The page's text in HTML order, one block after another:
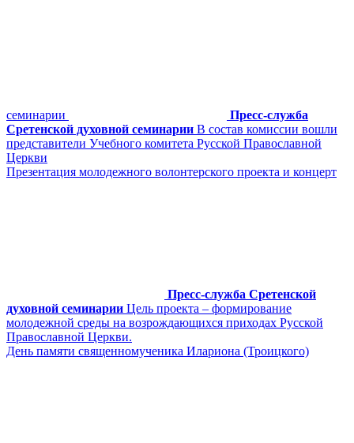
семинарии
Пресс-служба
Сретенской духовной семинарии В состав комиссии вошли
представители Учебного комитета Русской Православной
Церкви
Презентация молодежного волонтерского проекта и концерт
Пресс-служба Сретенской
духовной семинарии Цель проекта – формирование
молодежной среды на возрождающихся приходах Русской
Православной Церкви.
День памяти священномученика Илариона (Троицкого)